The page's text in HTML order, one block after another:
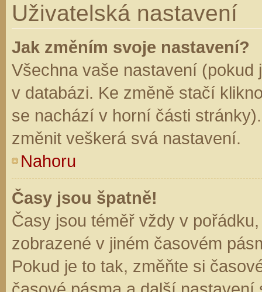
Uživatelská nastavení
Jak změním svoje nastavení?
Všechna vaše nastavení (pokud
v databázi. Ke změně stačí
se nachází v horní části
změnit veškerá svá nastavení.
Nahoru
Časy jsou špatně!
Časy jsou téměř vždy v
zobrazené v jiném časovém
Pokud je to tak, změňte si